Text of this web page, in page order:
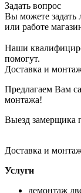
Задать вопрос
Вы можете задать
или работе
Наши
помогут.
Доставка и
Предлагаем Вам
монтажа!
Выезд замерщика
Доставка и
Услуги
демонтаж